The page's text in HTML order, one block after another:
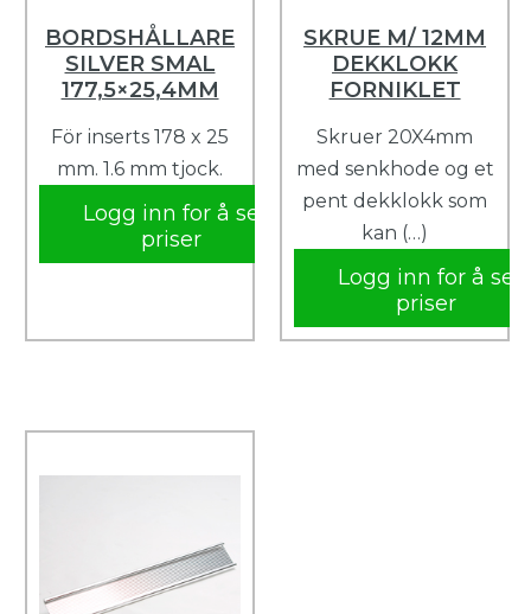
BORDSHÅLLARE
SILVER SMAL
177,5×25,4MM
För inserts 178 x 25
mm. 1.6 mm tjock.
Logg inn for å se
priser
SKRUE M/ 12MM
DEKKLOKK
FORNIKLET
Skruer 20X4mm
med senkhode og et
pent dekklokk som
kan (…)
Logg inn for å se
priser